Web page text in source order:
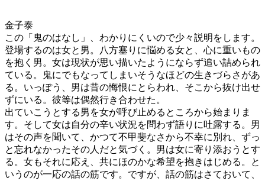
金子泰
この「鬼のはなし」、わかりにくいので少々説明をします。
登場するのは女と男。八方塞りに悩める女と、心に重いもの
を抱く男。女は現状が思い描いたようにならず追い詰められ
ている。鬼にでもなってしまいそうなほどの生きづらさがあ
る。いっぽう、男は昔の悔恨にとらわれ、そこから抜け出せ
ずにいる。彼等は偶然行き合わせた。
出ていこうとする男を女が呼び止めるところから始まりま
す。そして女は自分の辛い状況を問わず語りに吐露する。男
はその声を聞いて、かつて不甲斐なさから不幸に別れ、ずっ
と忘れなかったその人だと気づく。男は女に寄り添おうとす
る。女もそれに応え、共にほのかな希望を抱きはじめる。と
いうのが一応の話の筋です。ですが、話の筋はさておいて、